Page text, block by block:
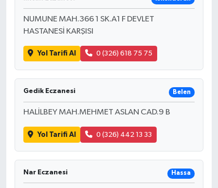
NUMUNE MAH.366 1 SK.A1 F DEVLET
HASTANESİ KARŞISI
Yol Tarifi Al 0 (326) 618 75 75
Gedik Eczanesi Belen
HALİLBEY MAH.MEHMET ASLAN CAD.9 B
Yol Tarifi Al 0 (326) 442 13 33
Nar Eczanesi Hassa